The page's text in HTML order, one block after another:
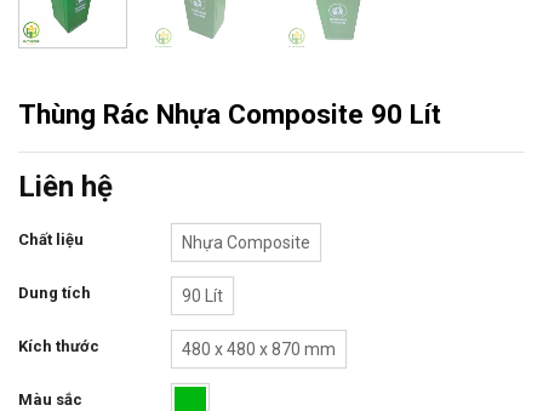
Thùng Rác Nhựa Composite 90 Lít
Liên hệ
Chất liệu Nhựa Composite
Dung tích 90 Lít
Kích thước 480 x 480 x 870 mm
Màu sắc